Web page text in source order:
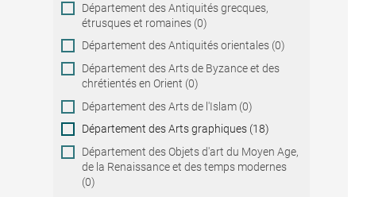
Département des Antiquités grecques,
étrusques et romaines (0)
Département des Antiquités orientales (0)
Département des Arts de Byzance et des
chrétientés en Orient (0)
Département des Arts de l'Islam (0)
Département des Arts graphiques (18)
Département des Objets d'art du Moyen Age,
de la Renaissance et des temps modernes
(0)